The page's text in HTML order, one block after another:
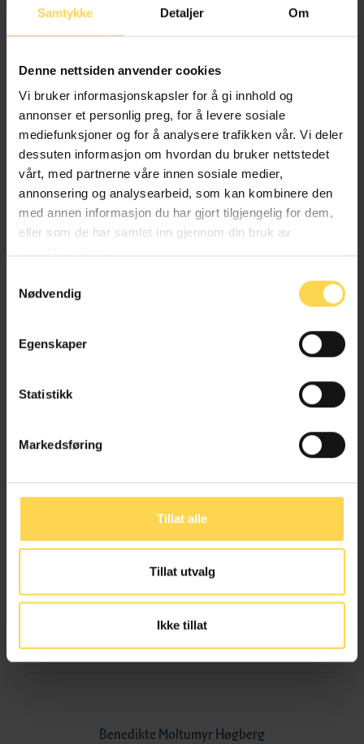
Samtykke Detaljer Om
Denne nettsiden anvender cookies
Vi bruker informasjonskapsler for å gi innhold og
annonser et personlig preg, for å levere sosiale
mediefunksjoner og for å analysere trafikken vår. Vi deler
dessuten informasjon om hvordan du bruker nettstedet
vårt, med partnerne våre innen sosiale medier,
annonsering og analysearbeid, som kan kombinere den
med annen informasjon du har gjort tilgjengelig for dem,
eller som de har samlet inn gjennom din bruk av
Nødvendig
Egenskaper
Statistikk
Markedsføring
Tillat alle
Tillat utvalg
Ikke tillat
Lucy Klæboe Furuholmen
Stipendiat, Universitetet i Oslo
Birgitte Hagland
Professor, Universitetet i Oslo
Studiedekan og professor, Universitetet i Oslo
Marianne Jenum Hotvedt
Professor, Universitetet i Oslo
Benedikte Moltumyr Høgberg